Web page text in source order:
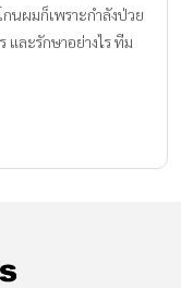
กนผมก็เพราะกำลังป่วย
และรักษาอย่างไร ทีม